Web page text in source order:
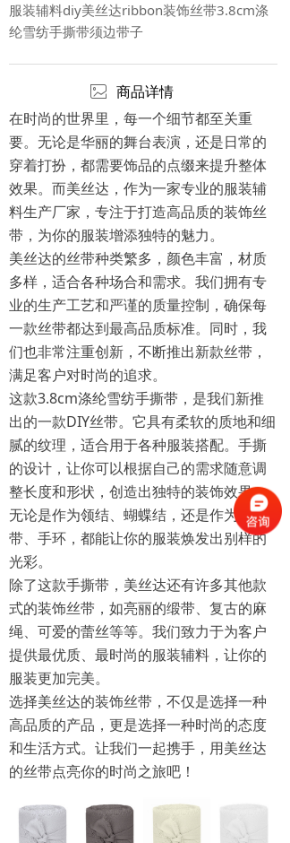
服装辅料diy美丝达ribbon装饰丝带3.8cm涤
纶雪纺手撕带须边带子
商品详情
在时尚的世界里，每一个细节都至关重
要。无论是华丽的舞台表演，还是日常的
穿着打扮，都需要饰品的点缀来提升整体
效果。而美丝达，作为一家专业的服装辅
料生产厂家，专注于打造高品质的装饰丝
带，为你的服装增添独特的魅力。
美丝达的丝带种类繁多，颜色丰富，材质
多样，适合各种场合和需求。我们拥有专
业的生产工艺和严谨的质量控制，确保每
一款丝带都达到最高品质标准。同时，我
们也非常注重创新，不断推出新款丝带，
满足客户对时尚的追求。
这款3.8cm涤纶雪纺手撕带，是我们新推
出的一款DIY丝带。它具有柔软的质地和细
腻的纹理，适合用于各种服装搭配。手撕
的设计，让你可以根据自己的需求随意调
整长度和形状，创造出独特的装饰效果。
无论是作为领结、蝴蝶结，还是作为腰
带、手环，都能让你的服装焕发出别样的
光彩。
除了这款手撕带，美丝达还有许多其他款
式的装饰丝带，如亮丽的缎带、复古的麻
绳、可爱的蕾丝等等。我们致力于为客户
提供最优质、最时尚的服装辅料，让你的
服装更加完美。
选择美丝达的装饰丝带，不仅是选择一种
高品质的产品，更是选择一种时尚的态度
和生活方式。让我们一起携手，用美丝达
的丝带点亮你的时尚之旅吧！
ꂈ